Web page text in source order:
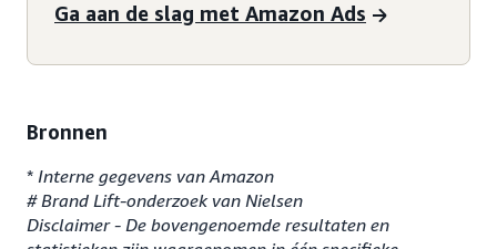
Ga aan de slag met Amazon Ads
Bronnen
* Interne gegevens van Amazon
# Brand Lift-onderzoek van Nielsen
Disclaimer - De bovengenoemde resultaten en